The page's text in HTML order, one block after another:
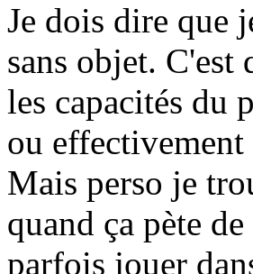
Je dois dire que
sans objet. C'est
les capacités du
ou
Mais perso je
quand ça pète
parfois jouer